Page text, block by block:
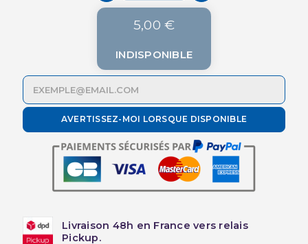
5,00 €
INDISPONIBLE
AVERTISSEZ-MOI LORSQUE DISPONIBLE
Livraison 48h en France vers relais
Pickup.